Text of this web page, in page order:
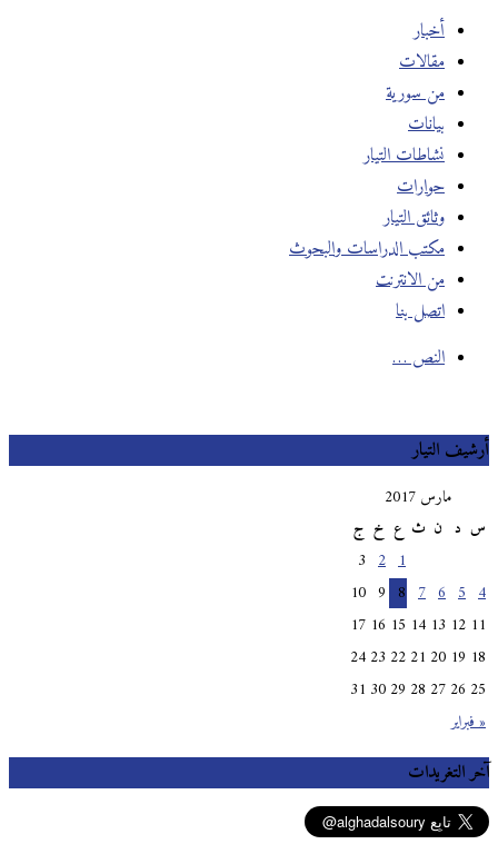
أخبار
مقالات
من سورية
بيانات
نشاطات التيار
حوارات
وثائق التيار
مكتب الدراسات والبحوث
من الانترنت
اتصل بنا
النص …
أرشيف التيار
مارس 2017
س
ث خ ج
« فبراير
10
11
12
13
14
15
16
17
18
19
20
21
22
23
24
25
26
27
28
29
30
31
آخر التغريدات